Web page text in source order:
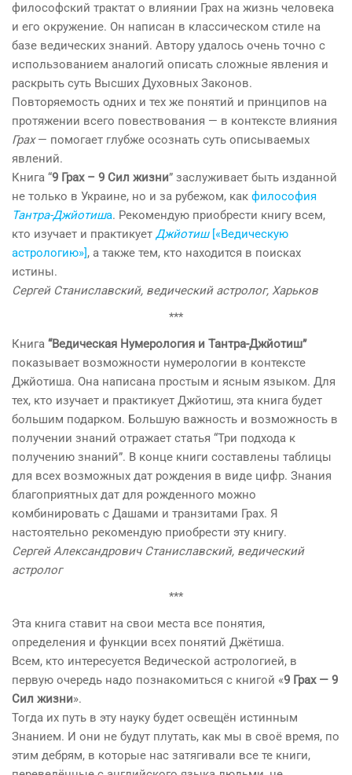
философский трактат о влиянии Грах на жизнь человека
и его окружение. Он написан в классическом стиле на
базе ведических знаний. Автору удалось очень точно с
использованием аналогий описать сложные явления и
раскрыть суть Высших Духовных Законов.
Повторяемость одних и тех же понятий и принципов на
протяжении всего повествования — в контексте влияния
Грах— помогает глубже осознать суть описываемых
явлений.
Книга “9 Грах – 9 Сил жизни” заслуживает быть изданной
не только в Украине, но и за рубежом, как философия
Тантра-Джйотиша. Рекомендую приобрести книгу всем,
кто изучает и практикует Джйотиш[«Ведическую
астрологию»], а также тем, кто находится в поисках
истины.
Сергей Станиславский, ведический астролог, Харьков
***
Книга “Ведическая Нумерология и Тантра-Джйотиш”
показывает возможности нумерологии в контексте
Джйотиша. Она написана простым и ясным языком. Для
тех, кто изучает и практикует Джйотиш, эта книга будет
большим подарком. Большую важность и возможность в
получении знаний отражает статья “Три подхода к
получению знаний”. В конце книги составлены таблицы
для всех возможных дат рождения в виде цифр. Знания
благоприятных дат для рожденного можно
комбинировать с Дашами и транзитами Грах. Я
настоятельно рекомендую приобрести эту книгу.
Сергей Александрович Станиславский, ведический
астролог
***
Эта книга ставит на свои места все понятия,
определения и функции всех понятий Джётиша.
Всем, кто интересуется Ведической астрологией, в
первую очередь надо познакомиться с книгой «9 Грах — 9
Сил жизни».
Тогда их путь в эту науку будет освещён истинным
Знанием. И они не будут плутать, как мы в своё время, по
этим дебрям, в которые нас затягивали все те книги,